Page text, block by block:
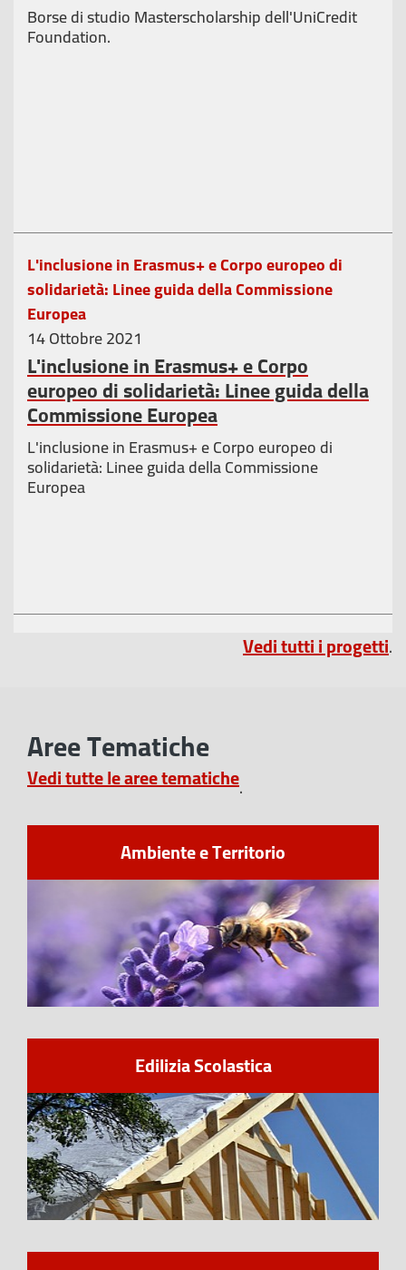
Borse di studio Masterscholarship dell'UniCredit
Foundation.
L'inclusione in Erasmus+ e Corpo europeo di
solidarietà: Linee guida della Commissione
Europea
14 Ottobre 2021
L'inclusione in Erasmus+ e Corpo
europeo di solidarietà: Linee guida della
Commissione Europea
L'inclusione in Erasmus+ e Corpo europeo di
solidarietà: Linee guida della Commissione
Europea
Vedi tutti i progetti.
Aree Tematiche
Vedi tutte le aree tematiche.
Ambiente e Territorio
Edilizia Scolastica